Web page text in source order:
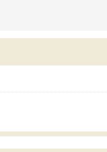
も合わなければチェンジできます